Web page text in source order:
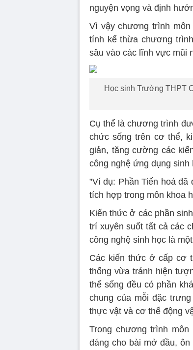
nguyện vọng và định
Vì vậy chương trình
tính kế thừa chương
sâu vào các lĩnh vực mũi
Học sinh Trường THPT
Cụ thể là chương trình
chức sống trên cơ thể,
giản, tăng cường các
công nghệ ứng dụng sinh
”Ví dụ: Phần Tiến hoá
tích hợp trong môn khoa
Kiến thức ở các phần
trí xuyên suốt tất cả các
công nghệ sinh học là
Các kiến thức ở cấp cơ
thống vừa tránh hiện
thể sống đều có phần
chung của mỗi đặc
thực vật và cơ thể động
Trong chương trình
đáng cho bài mở đầu,